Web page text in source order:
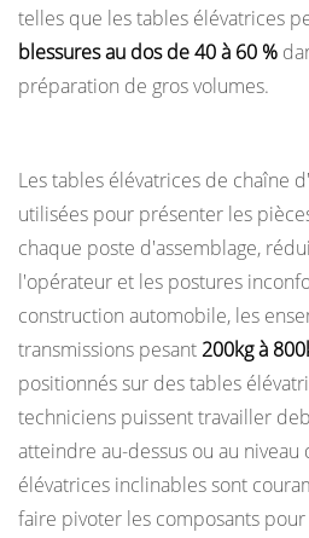
telles que les tables élévatrices
blessures au dos de 40 à 60 %
préparation de gros volumes.
Les tables élévatrices de chaîne
utilisées pour présenter les
chaque poste d'assemblage,
l'opérateur et les postures
construction automobile, les
transmissions pesant200kg à
positionnés sur des tables
techniciens puissent travailler
atteindre au-dessus ou au niveau
élévatrices inclinables sont
faire pivoter les composants